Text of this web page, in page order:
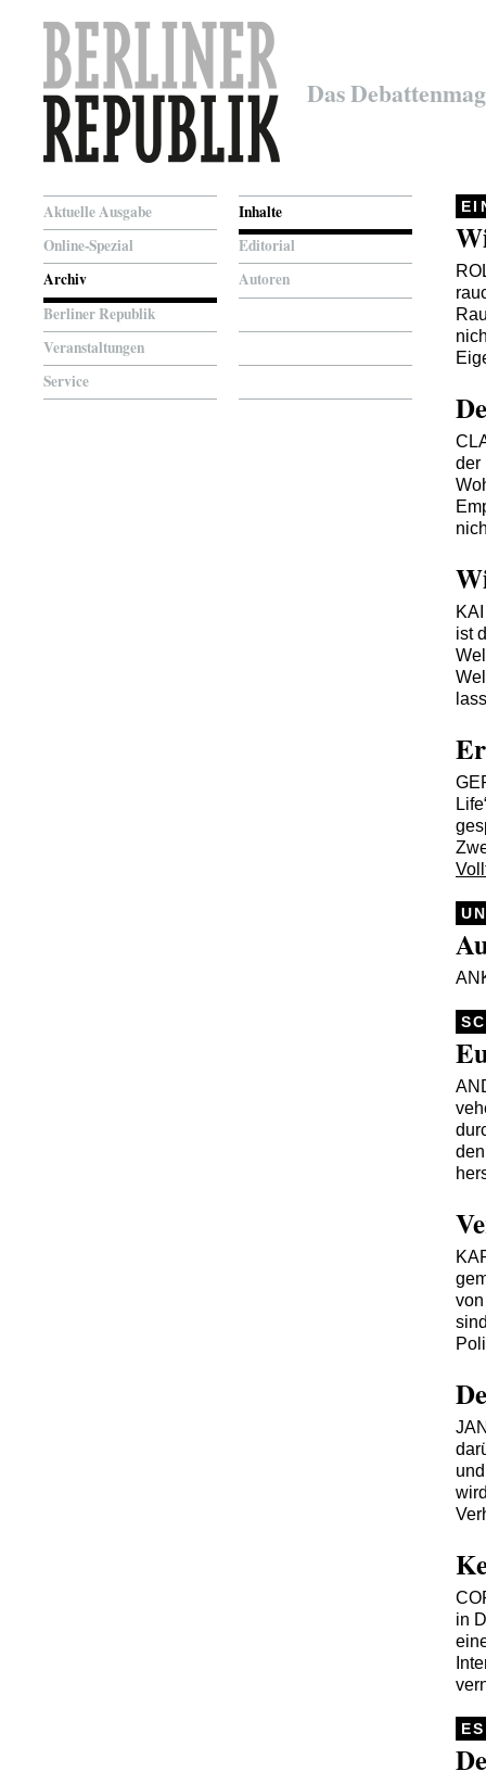
Das
Aktuelle Ausgabe
Online-Spezial
Archiv
Berliner Republik
Veranstaltungen
Service
Inhalte
Editorial
Autoren
der
ist
in